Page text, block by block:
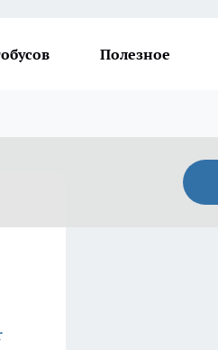
Полезное